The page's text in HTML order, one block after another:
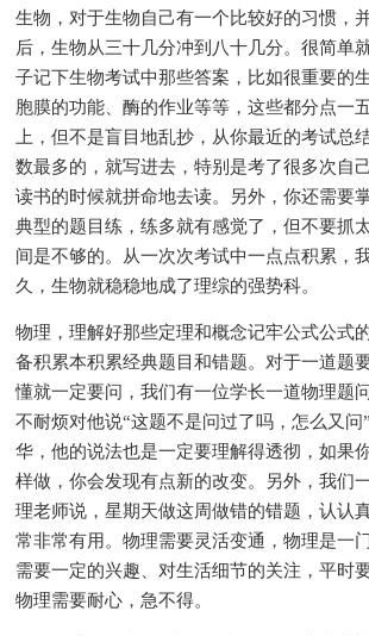
生物，对于生物自己有一个比较好的习惯，
后，生物从三十几分冲到八十几分。很简单
子记下生物考试中那些答案，比如很重要的
胞膜的功能、酶的作业等等，这些都分点一
上，但不是盲目地乱抄，从你最近的考试总
数最多的，就写进去，特别是考了很多次自
读书的时候就拼命地去读。另外，你还需要
典型的题目练，练多就有感觉了，但不要抓
间是不够的。从一次次考试中一点点积累，
久，生物就稳稳地成了理综的强势科。
物理，理解好那些定理和概念记牢公式公式
备积累本积累经典题目和错题。对于一道题
懂就一定要问，我们有一位学长一道物理题
不耐烦对他说“这题不是问过了吗，怎么又问
华，他的说法也是一定要理解得透彻，如果
样做，你会发现有点新的改变。另外，我们
理老师说，星期天做这周做错的错题，认认
常非常有用。物理需要灵活变通，物理是一
需要一定的兴趣、对生活细节的关注，平时
物理需要耐心，急不得。